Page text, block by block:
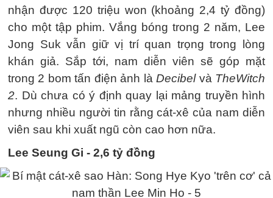
nhận được 120 triệu won (khoảng 2,4 tỷ đồng)
cho một tập phim. Vắng bóng trong 2 năm, Lee
Jong Suk vẫn giữ vị trí quan trọng trong lòng
khán giả. Sắp tới, nam diễn viên sẽ góp mặt
trong 2 bom tấn điện ảnh làDecibelvà TheWitch
2. Dù chưa có ý định quay lại mảng truyền hình
nhưng nhiều người tin rằng cát-xê của nam diễn
viên sau khi xuất ngũ còn cao hơn nữa.
Lee Seung Gi - 2,6 tỷ đồng